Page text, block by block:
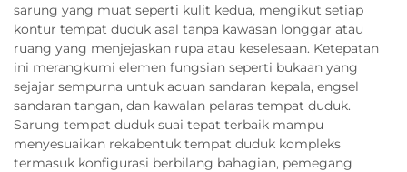
sarung yang muat seperti kulit kedua, mengikut setiap
kontur tempat duduk asal tanpa kawasan longgar atau
ruang yang menjejaskan rupa atau keselesaan. Ketepatan
ini merangkumi elemen fungsian seperti bukaan yang
sejajar sempurna untuk acuan sandaran kepala, engsel
sandaran tangan, dan kawalan pelaras tempat duduk.
Sarung tempat duduk suai tepat terbaik mampu
menyesuaikan rekabentuk tempat duduk kompleks
termasuk konfigurasi berbilang bahagian, pemegang